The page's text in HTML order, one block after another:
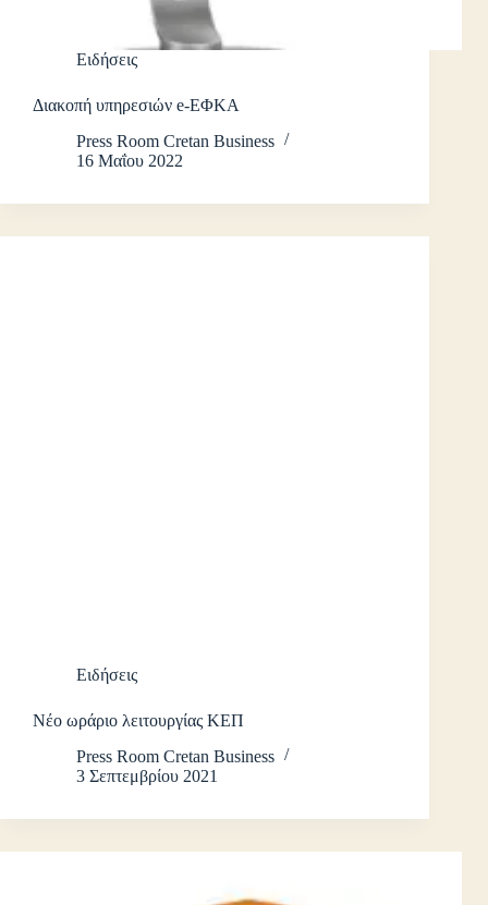
Ειδήσεις
Διακοπή υπηρεσιών e-ΕΦΚΑ
Press Room Cretan Business
16 Μαΐου 2022
Ειδήσεις
Νέο ωράριο λειτουργίας ΚΕΠ
Press Room Cretan Business
3 Σεπτεμβρίου 2021